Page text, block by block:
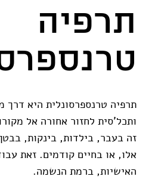
תרפיה
תרפיה
תרפיה טרנספרסונלית היא דרך
ותכל'סית לחזור אחורה אל
זה בעבר, בילדות, בינקות,
אלו, או בחיים קודמים. זאת
האישיות, ברמת הנשמה.